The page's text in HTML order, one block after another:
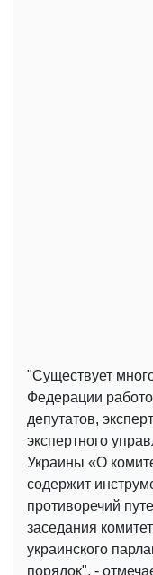
"Существует
Федерации
депутатов,
экспертного
Украины «О
содержит
противоречий
заседания
украинского
порядок", -